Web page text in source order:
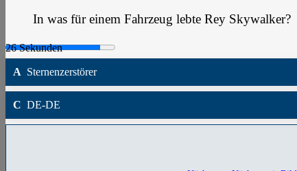
In was für einem Fahrzeug lebte Rey Skywalker?
A Sternenzerstörer
C DE-DE